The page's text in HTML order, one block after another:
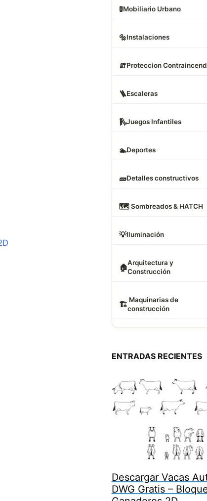
🚦Mobiliario Urbano
🔩Instalaciones
🧯Proteccion
🪜Escaleras
🛝Juegos Infantiles
🏊Deportes
🧱Detalles constructivos
🗺️ Sombreados & HATCH
💡Iluminación
🏠Arquitectura y
Construcción
🏗 ️ Maquinarias de
construcción
ENTRADAS RECIENTES
Descargar Vacas
DWG Gratis –